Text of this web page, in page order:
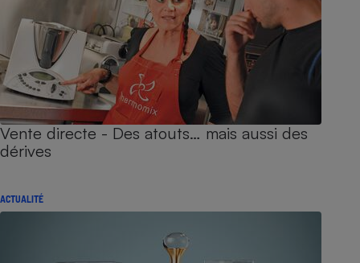
Vente directe - Des atouts… mais aussi des
dérives
ACTUALITÉ